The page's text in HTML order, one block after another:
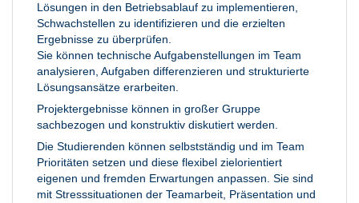
Lösungen in den Betriebsablauf zu implementieren,
Schwachstellen zu identifizieren und die erzielten
Ergebnisse zu überprüfen.
Sie können technische Aufgabenstellungen im Team
analysieren, Aufgaben differenzieren und strukturierte
Lösungsansätze erarbeiten.
Projektergebnisse können in großer Gruppe
sachbezogen und konstruktiv diskutiert werden.
Die Studierenden können selbstständig und im Team
Prioritäten setzen und diese flexibel zielorientiert
eigenen und fremden Erwartungen anpassen. Sie sind
mit Stresssituationen der Teamarbeit, Präsentation und